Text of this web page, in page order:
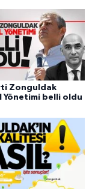
Zonguldak
Yönetimi belli oldu